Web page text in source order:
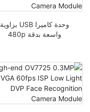
وحدة كاميرا USB بزاوية
واسعة بدقة 480p